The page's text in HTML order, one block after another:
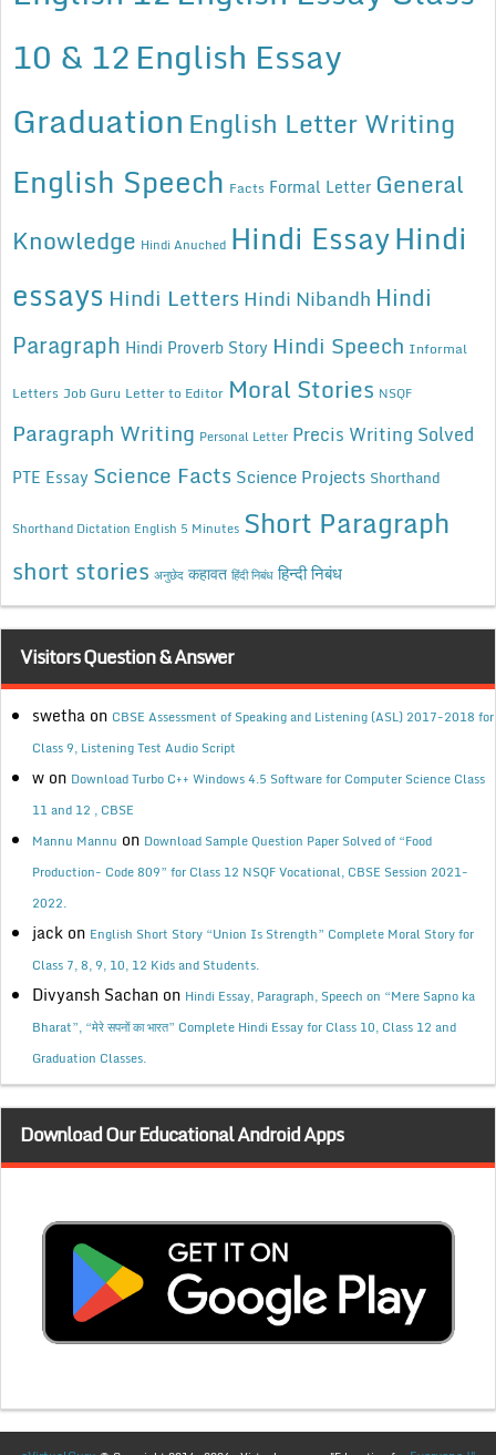
10 & 12English Essay
Graduation English Letter Writing
English Speech Facts Formal Letter General
Knowledge Hindi Anuched Hindi EssayHindi
essays Hindi Letters Hindi Nibandh Hindi
Paragraph Hindi Proverb Story Hindi Speech Informal
Letters Job Guru Letter to Editor Moral Stories NSQF
Paragraph Writing Personal Letter Precis Writing Solved
PTE Essay Science Facts Science Projects Shorthand
Shorthand Dictation English 5 Minutes Short Paragraph
short stories अनुछेद कहावत हिंदी निबंध हिन्दी निबंध
Visitors Question & Answer
swetha on CBSE Assessment of Speaking and Listening (ASL) 2017-2018 for
Class 9, Listening Test Audio Script
w on Download Turbo C++ Windows 4.5 Software for Computer Science Class
11 and 12 , CBSE
Mannu Mannu on Download Sample Question Paper Solved of “Food
Production- Code 809” for Class 12 NSQF Vocational, CBSE Session 2021-
2022.
jack on English Short Story “Union Is Strength” Complete Moral Story for
Class 7, 8, 9, 10, 12 Kids and Students.
Divyansh Sachan on Hindi Essay, Paragraph, Speech on “Mere Sapno ka
Bharat”, “मेरे सपनों का भारत” Complete Hindi Essay for Class 10, Class 12 and
Graduation Classes.
Download Our Educational Android Apps